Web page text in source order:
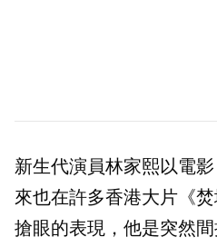
新生代演員林家熙以電
來也在許多香港大片《
搶眼的表現，他是突然